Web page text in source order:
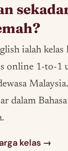
ialah kelas
online 1-to-1
dalam
kelas →